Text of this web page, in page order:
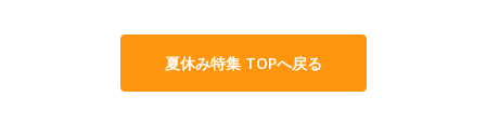
夏休み特集 TOPへ戻る